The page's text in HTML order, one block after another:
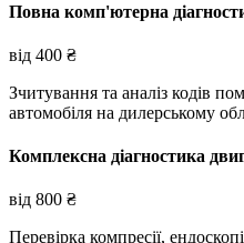
Повна комп'ютерна
від 400 ₴
Зчитування та аналіз кодів
автомобіля на дилерському
Комплексна діагностика
від 800 ₴
Перевірка компресії,